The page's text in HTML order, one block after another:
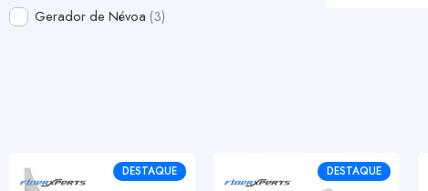
Gerador de Névoa 3
DESTAQUE DESTAQUE